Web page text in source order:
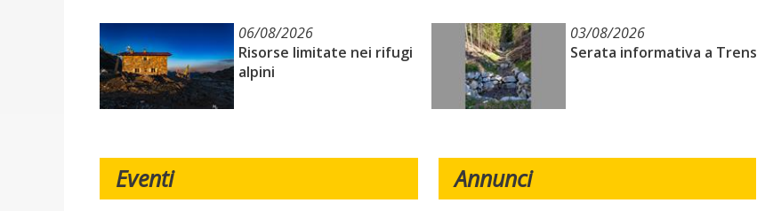
06/08/2026
Risorse limitate nei rifugi
alpini
03/08/2026
Serata informativa a Trens
Eventi Annunci